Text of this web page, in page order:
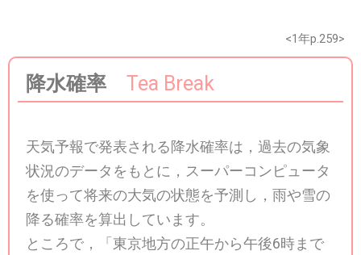
<1年p.259>
降水確率 Tea Break
天気予報で発表される降水確率は，過去の気象
状況のデータをもとに，スーパーコンピュータ
を使って将来の大気の状態を予測し，雨や雪の
降る確率を算出しています。
ところで，「東京地方の正午から午後6時まで